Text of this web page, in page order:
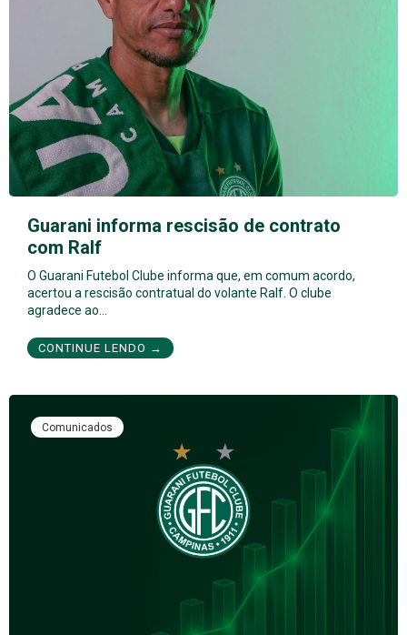
Guarani informa rescisão de contrato
com Ralf
O Guarani Futebol Clube informa que, em comum acordo,
acertou a rescisão contratual do volante Ralf. O clube
agradece ao…
CONTINUE LENDO →
Comunicados